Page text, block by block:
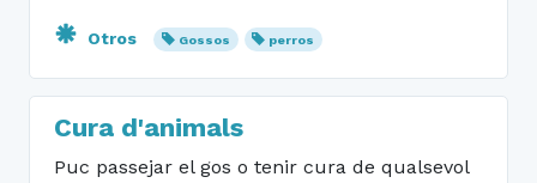
Otros Gossos perros
Cura d'animals
Puc passejar el gos o tenir cura de qualsevol